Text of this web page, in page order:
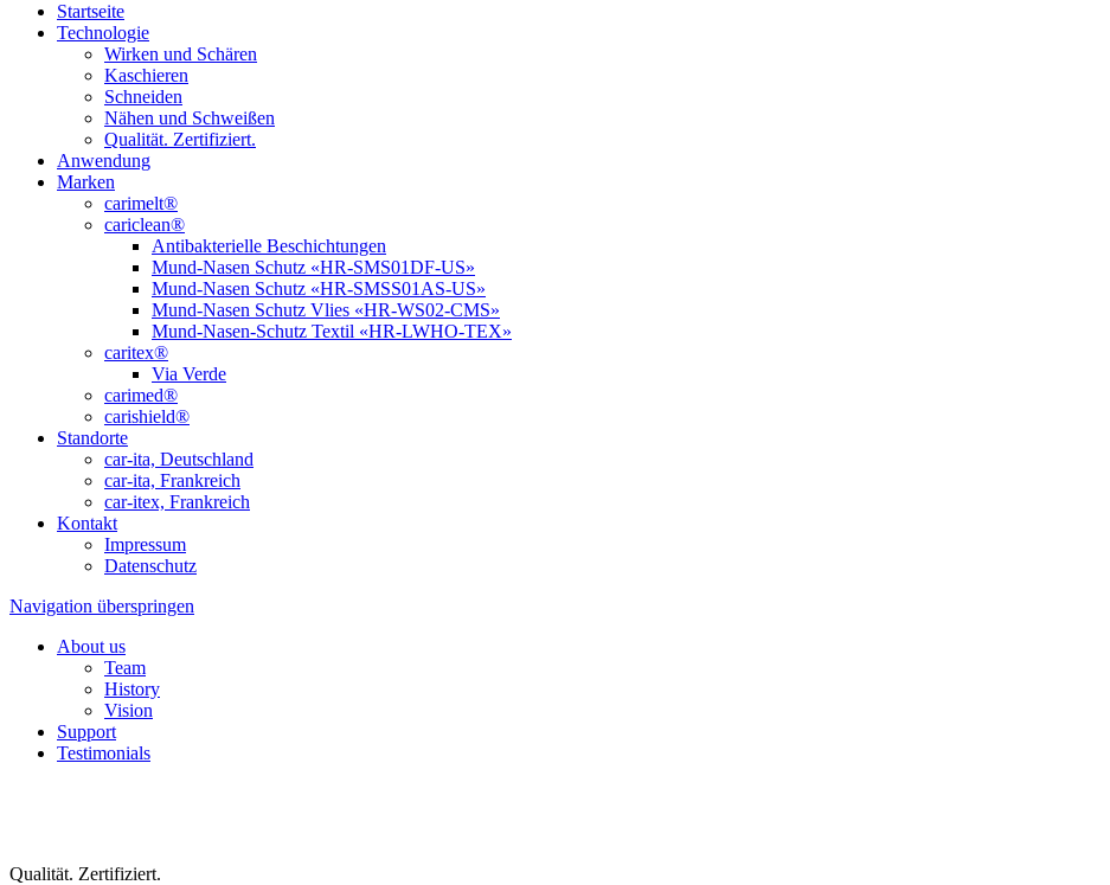
Startseite
Technologie
Wirken und Schären
Kaschieren
Schneiden
Nähen und Schweißen
Qualität. Zertifiziert.
Anwendung
Marken
carimelt®
cariclean®
Antibakterielle Beschichtungen
Mund-Nasen Schutz «HR-SMS01DF-US»
Mund-Nasen Schutz «HR-SMSS01AS-US»
Mund-Nasen Schutz Vlies «HR-WS02-CMS»
Mund-Nasen-Schutz Textil «HR-LWHO-TEX»
caritex®
Via Verde
carimed®
carishield®
Standorte
car-ita, Deutschland
car-ita, Frankreich
car-itex, Frankreich
Kontakt
Impressum
Datenschutz
Navigation überspringen
About us
Team
History
Vision
Support
Testimonials
Qualität. Zertifiziert.